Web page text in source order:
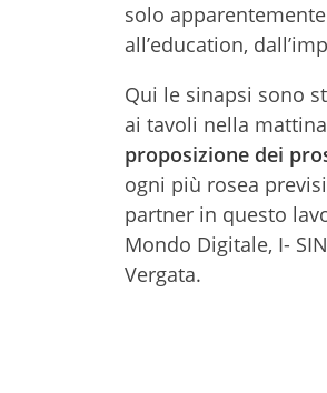
solo
all’education,
Qui le sinapsi sono
ai tavoli nella
proposizione dei
ogni più rosea
partner in questo
Mondo Digitale, I-
Vergata.